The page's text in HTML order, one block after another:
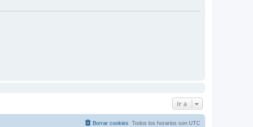
Ir a
Todos los horarios son UTC
Borrar cookies